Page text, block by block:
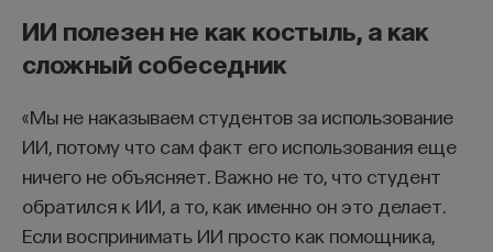
ИИ полезен не как костыль, а как
сложный собеседник
«Мы не наказываем студентов за использование
ИИ, потому что сам факт его использования еще
ничего не объясняет. Важно не то, что студент
обратился к ИИ, а то, как именно он это делает.
Если воспринимать ИИ просто как помощника,